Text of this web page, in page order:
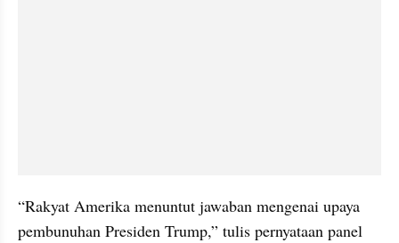
“Rakyat Amerika menuntut jawaban mengenai upaya
pembunuhan Presiden Trump,” tulis pernyataan panel